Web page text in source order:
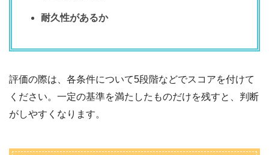
耐久性があるか
評価の際は、各条件について5段階などでスコアを付けて
ください。一定の基準を満たしたものだけを残すと、判断
がしやすくなります。